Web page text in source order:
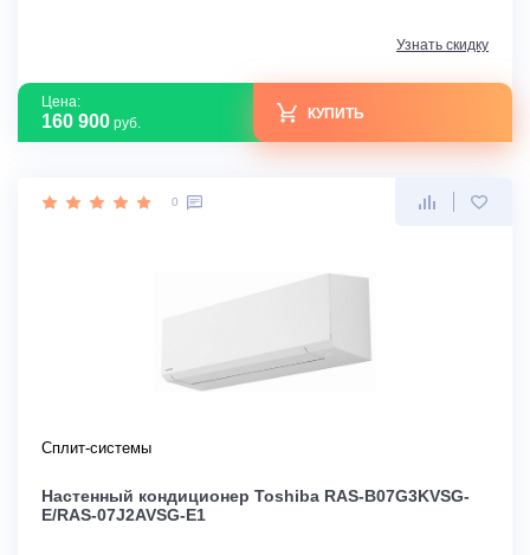
Узнать скидку
Цена:
160 900 руб.
КУПИТЬ
0
Сплит-системы
Настенный кондиционер Toshiba RAS-B07G3KVSG-
E/RAS-07J2AVSG-E1